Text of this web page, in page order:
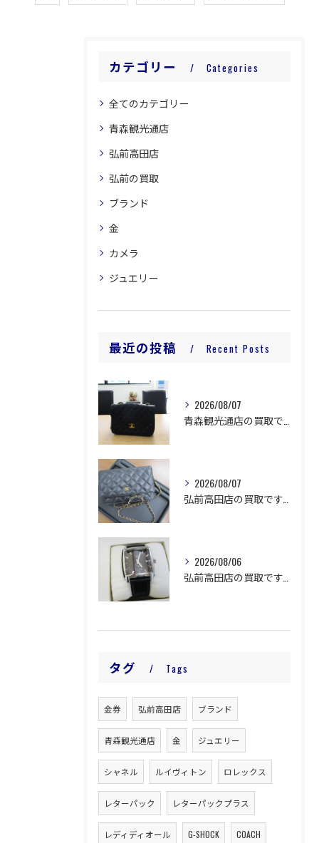
カテゴリー Categories
全てのカテゴリー
青森観光通店
弘前高田店
弘前の買取
ブランド
金
カメラ
ジュエリー
最近の投稿 Recent Posts
2026/08/07
2026/08/07
2026/08/06
タグ Tags
金券 弘前高田店 ブランド
青森観光通店 金 ジュエリー
シャネル ルイヴィトン ロレックス
レターパック レターパックプラス
レディディオール G-SHOCK COACH